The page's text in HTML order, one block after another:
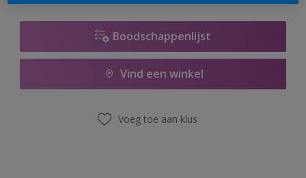
Boodschappenlijst
Vind een winkel
Voeg toe aan klus